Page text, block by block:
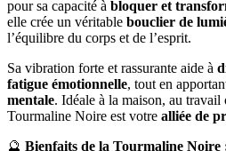
pour sa capacité à bloquer et
elle crée un véritable bouclier de
l’équilibre du corps et de l’esprit.
Sa vibration forte et rassurante aide à
fatigue émotionnelle, tout en
mentale. Idéale à la maison, au
Tourmaline Noire est votre alliée de
🔮 Bienfaits de la Tourmaline Noire